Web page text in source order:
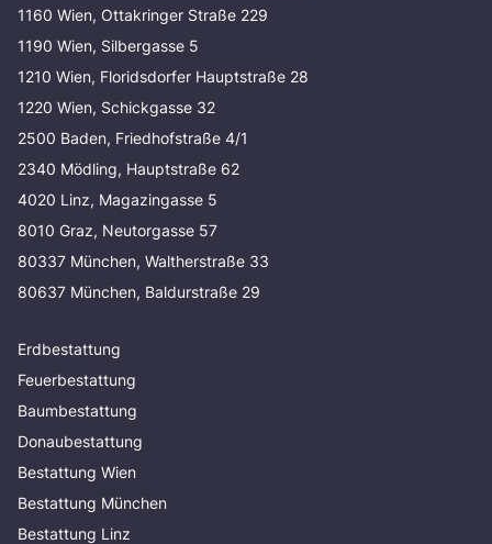
1160 Wien, Ottakringer Straße 229
1190 Wien, Silbergasse 5
1210 Wien, Floridsdorfer Hauptstraße 28
1220 Wien, Schickgasse 32
2500 Baden, Friedhofstraße 4/1
2340 Mödling, Hauptstraße 62
4020 Linz, Magazingasse 5
8010 Graz, Neutorgasse 57
80337 München, Waltherstraße 33
80637 München, Baldurstraße 29
Erdbestattung
Feuerbestattung
Baumbestattung
Donaubestattung
Bestattung Wien
Bestattung München
Bestattung Linz